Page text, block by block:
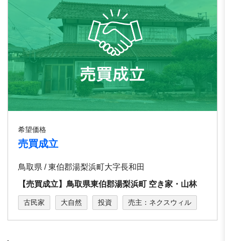
希望価格
売買成立
鳥取県 / 東伯郡湯梨浜町大字⻑和田
【売買成立】鳥取県東伯郡湯梨浜町 空き家・山林
古民家 大自然 投資 売主：ネクスウィル